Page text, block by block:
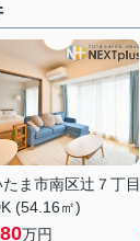
たま市南区辻７丁目
(54.16㎡)
万円